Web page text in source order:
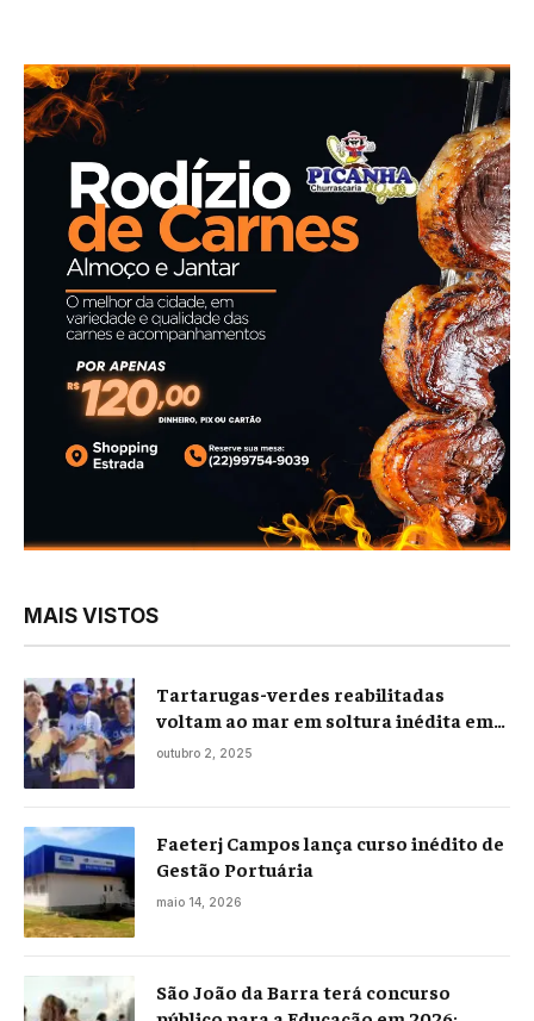
MAIS VISTOS
Tartarugas-verdes reabilitadas
voltam ao mar em soltura inédita em
Praia Seca
outubro 2, 2025
Faeterj Campos lança curso inédito de
Gestão Portuária
maio 14, 2026
São João da Barra terá concurso